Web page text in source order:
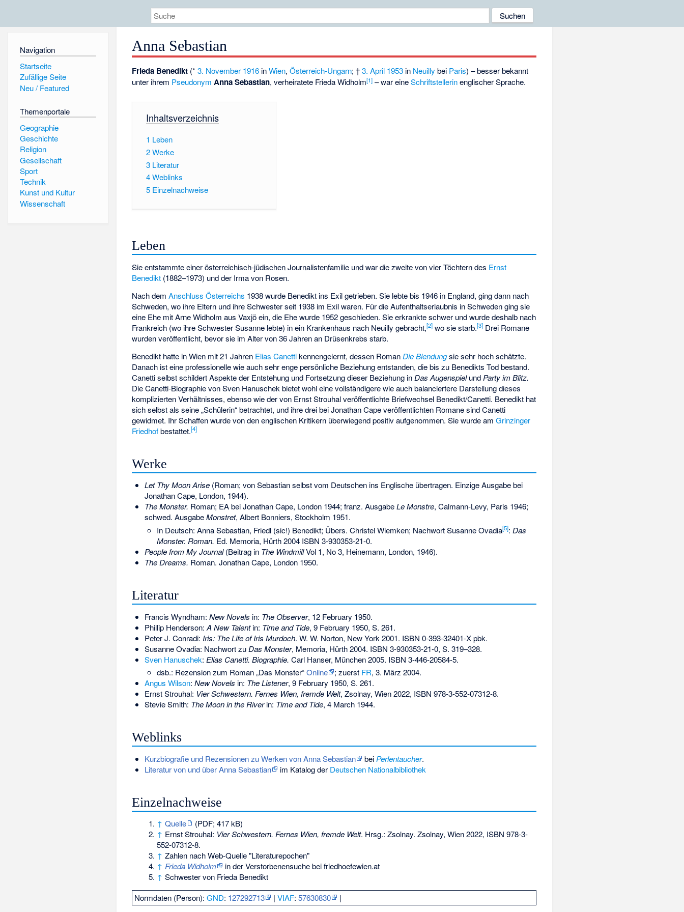
Navigation
Startseite
Zufällige Seite
Neu / Featured
Themenportale
Geographie
Geschichte
Religion
Gesellschaft
Sport
Technik
Kunst und Kultur
Wissenschaft
Anna Sebastian
Frieda Benedikt (*3. November 1916 inWien,Österreich-Ungarn; †3. April 1953 in Neuilly bei Paris) – besser bekannt
unter ihrem Pseudonym Anna Sebastian, verheiratete Frieda Widholm[1] – war eineSchriftstellerinenglischer Sprache.
Inhaltsverzeichnis
1 Leben
2Werke
3 Literatur
4Weblinks
5 Einzelnachweise
Leben
Sie entstammte einer österreichisch-jüdischen Journalistenfamilie und war die zweite von vier Töchtern des Ernst
Benedikt (1882–1973) und der Irma von Rosen.
Nach demAnschluss Österreichs 1938 wurde Benedikt ins Exil getrieben. Sie lebte bis 1946 in England, ging dann nach
Schweden, wo ihre Eltern und ihre Schwester seit 1938 im Exil waren. Für die Aufenthaltserlaubnis in Schweden ging sie
eine Ehe mit Arne Widholm aus Vaxjö ein, die Ehe wurde 1952 geschieden. Sie erkrankte schwer und wurde deshalb nach
Frankreich (wo ihre Schwester Susanne lebte) in ein Krankenhaus nach Neuilly gebracht,[2] wo sie starb.[3] Drei Romane
wurden veröffentlicht, bevor sie im Alter von 36 Jahren an Drüsenkrebs starb.
Benedikt hatte in Wien mit 21 Jahren Elias Canettikennengelernt, dessen RomanDie Blendungsie sehr hoch schätzte.
Danach ist eine professionelle wie auch sehr enge persönliche Beziehung entstanden, die bis zu Benedikts Tod bestand.
Canetti selbst schildert Aspekte der Entstehung und Fortsetzung dieser Beziehung inDas Augenspielund Party im Blitz.
Die Canetti-Biographie von Sven Hanuschek bietet wohl eine vollständigere wie auch balanciertere Darstellung dieses
komplizierten Verhältnisses, ebenso wie der von Ernst Strouhal veröffentlichte Briefwechsel Benedikt/Canetti. Benedikt hat
sich selbst als seine „Schülerin“ betrachtet, und ihre drei bei Jonathan Cape veröffentlichten Romane sind Canetti
gewidmet. Ihr Schaffen wurde von den englischen Kritikern überwiegend positiv aufgenommen. Sie wurde amGrinzinger
Friedhofbestattet.[4]
Werke
Let Thy Moon Arise(Roman; von Sebastian selbst vom Deutschen ins Englische übertragen. Einzige Ausgabe bei
Jonathan Cape, London, 1944).
The Monster. Roman; EA bei Jonathan Cape, London 1944; franz. AusgabeLe Monstre, Calmann-Levy, Paris 1946;
schwed. AusgabeMonstret, Albert Bonniers, Stockholm 1951.
In Deutsch: Anna Sebastian, Friedl (sic!) Benedikt; Übers. Christel Wiemken; Nachwort Susanne Ovadia[5]: Das
Monster. Roman. Ed. Memoria, Hürth 2004 ISBN 3-930353-21-0.
People from My Journal(Beitrag in The WindmillVol 1, No 3, Heinemann, London, 1946).
The Dreams. Roman. Jonathan Cape, London 1950.
Literatur
Francis Wyndham: New Novels in: The Observer, 12 February 1950.
Phillip Henderson: A New Talentin: Time and Tide, 9 February 1950, S. 261.
Peter J. Conradi: Iris: The Life of Iris Murdoch. W. W. Norton, New York 2001. ISBN 0-393-32401-Xpbk.
Susanne Ovadia: Nachwort zuDas Monster, Memoria, Hürth 2004. ISBN 3-930353-21-0, S. 319–328.
Sven Hanuschek: Elias Canetti. Biographie. Carl Hanser, München 2005. ISBN 3-446-20584-5.
dsb.: Rezension zum Roman „Das Monster“Online ; zuerst FR, 3. März 2004.
Angus Wilson: New Novels in: The Listener, 9 February 1950, S. 261.
Ernst Strouhal: Vier Schwestern. Fernes Wien, fremde Welt, Zsolnay, Wien 2022, ISBN 978-3-552-07312-8.
Stevie Smith: The Moon in the Riverin: Time and Tide, 4 March 1944.
Weblinks
Kurzbiografie und Rezensionen zu Werken von Anna Sebastian bei Perlentaucher.
Literatur von und über Anna Sebastian
im Katalog der Deutschen Nationalbibliothek
Einzelnachweise
↑ Quelle
(PDF; 417 kB)
↑ Ernst Strouhal: Vier Schwestern. Fernes Wien, fremde Welt. Hrsg.: Zsolnay. Zsolnay, Wien 2022, ISBN 978-3-
552-07312-8.
↑ Zahlen nach Web-Quelle "Literaturepochen"
↑ Frieda Widholm
in der Verstorbenensuche bei friedhoefewien.at
↑ Schwester von Frieda Benedikt
Normdaten (Person):GND: 127292713 |VIAF:57630830 |